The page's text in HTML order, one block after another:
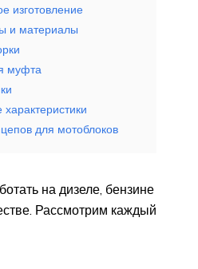
изготовление
и материалы
муфта
характеристики
для мотоблоков
на дизеле, бензине
Рассмотрим каждый